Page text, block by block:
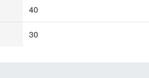
40
30